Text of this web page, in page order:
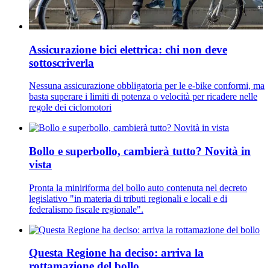
Assicurazione bici elettrica: chi non deve
sottoscriverla
Nessuna assicurazione obbligatoria per le e-bike conformi, ma
basta superare i limiti di potenza o velocità per ricadere nelle
regole dei ciclomotori
Bollo e superbollo, cambierà tutto? Novità in
vista
Pronta la miniriforma del bollo auto contenuta nel decreto
legislativo "in materia di tributi regionali e locali e di
federalismo fiscale regionale".
Questa Regione ha deciso: arriva la